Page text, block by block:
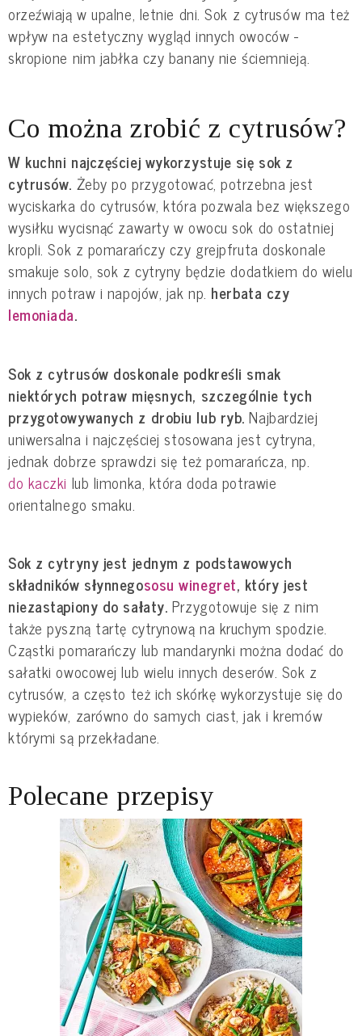
orzeźwiają w upalne, letnie dni. Sok z cytrusów ma też
wpływ na estetyczny wygląd innych owoców -
skropione nim jabłka czy banany nie ściemnieją.
Co można zrobić z cytrusów?
W kuchni najczęściej wykorzystuje się sok z
cytrusów. Żeby po przygotować, potrzebna jest
wyciskarka do cytrusów, która pozwala bez większego
wysiłku wycisnąć zawarty w owocu sok do ostatniej
kropli. Sok z pomarańczy czy grejpfruta doskonale
smakuje solo, sok z cytryny będzie dodatkiem do wielu
innych potraw i napojów, jak np. herbata czy
lemoniada.
Sok z cytrusów doskonale podkreśli smak
niektórych potraw mięsnych, szczególnie tych
przygotowywanych z drobiu lub ryb. Najbardziej
uniwersalna i najczęściej stosowana jest cytryna,
jednak dobrze sprawdzi się też pomarańcza, np.
do kaczki lub limonka, która doda potrawie
orientalnego smaku.
Sok z cytryny jest jednym z podstawowych
składników słynnegososu winegret, który jest
niezastąpiony do sałaty. Przygotowuje się z nim
także pyszną tartę cytrynową na kruchym spodzie.
Cząstki pomarańczy lub mandarynki można dodać do
sałatki owocowej lub wielu innych deserów. Sok z
cytrusów, a często też ich skórkę wykorzystuje się do
wypieków, zarówno do samych ciast, jak i kremów
którymi są przekładane.
Polecane przepisy